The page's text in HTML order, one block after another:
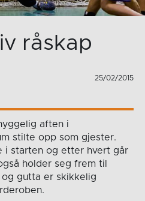
råskap
25/02/2015
aften i
stilte opp som gjester.
i starten og etter hvert går
holder seg frem til
og gutta er skikkelig